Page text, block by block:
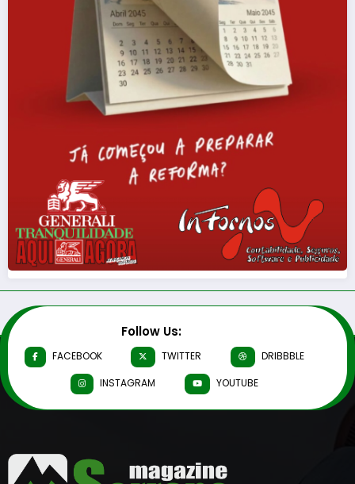
Follow Us:
FACEBOOK TWITTER
DRIBBBLE
INSTAGRAM
YOUTUBE